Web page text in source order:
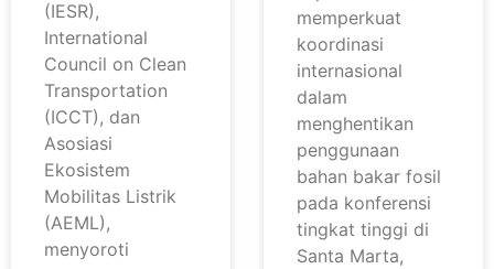
(IESR),
International
Council on Clean
Transportation
(ICCT), dan
Asosiasi
Ekosistem
Mobilitas Listrik
(AEML),
menyoroti
memperkuat
koordinasi
internasional
dalam
menghentikan
penggunaan
bahan bakar fosil
pada konferensi
tingkat tinggi di
Santa Marta,